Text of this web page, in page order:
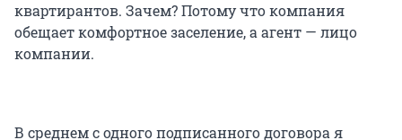
квартирантов. Зачем? Потому что компания
обещает комфортное заселение, а агент — лицо
компании.
В среднем с одного подписанного договора я